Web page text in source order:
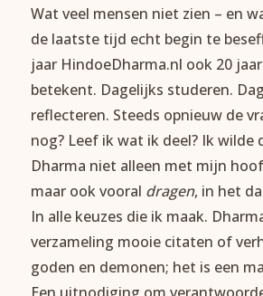
Wat veel mensen niet zien – en
de laatste tijd echt begin te
jaar HindoeDharma.nl ook 20
betekent. Dagelijks studeren.
reflecteren. Steeds opnieuw de
nog? Leef ik wat ik deel? Ik wilde
Dharma niet alleen met mijn
maar ook vooral dragen, in het
In alle keuzes die ik maak.
verzameling mooie citaten of
goden en demonen; het is een